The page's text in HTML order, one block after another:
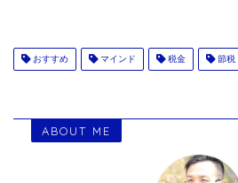
おすすめ マインド 税金 節税
ABOUT ME